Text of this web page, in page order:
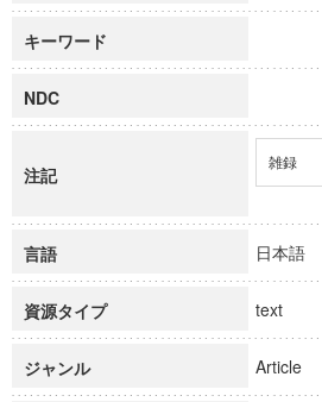
キーワード
NDC
注記
雑録
言語 日本語
資源タイプ text
ジャンル Article